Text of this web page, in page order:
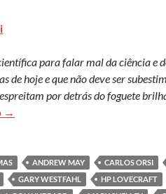
para falar mal da ciência e
de hoje e que não deve ser
por detrás do foguete
A veia obscurantista da ficção
→
ANDREW MAY CARLOS ORSI
GARY WESTFAHL HP LOVECRAFT